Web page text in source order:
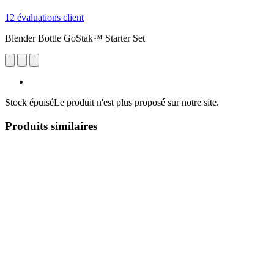
12 évaluations client
Blender Bottle GoStak™ Starter Set
Stock épuiséLe produit n'est plus proposé sur notre site.
Produits similaires